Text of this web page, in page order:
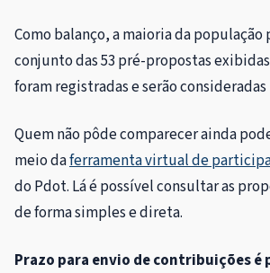
Como balanço, a maioria da
conjunto das 53 pré-propostas
foram registradas e serão
Quem não pôde comparecer ainda
meio daferramenta virtual de
do Pdot. Lá é possível consultar as
de forma simples e direta.
Prazo para envio de contribuições é